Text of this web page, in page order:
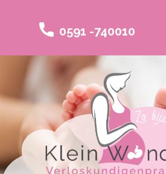
0591 -740010